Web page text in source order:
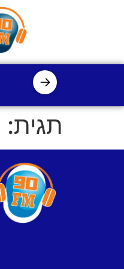
→
תגית: